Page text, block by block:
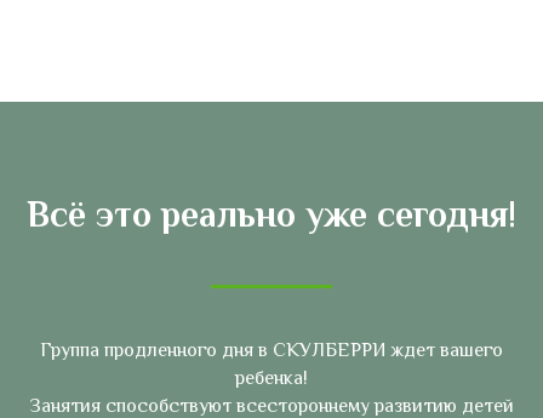
Всё это реально уже сегодня!
Группа продленного дня в СКУЛБЕРРИ ждет вашего
ребенка!
Занятия способствуют всестороннему развитию детей